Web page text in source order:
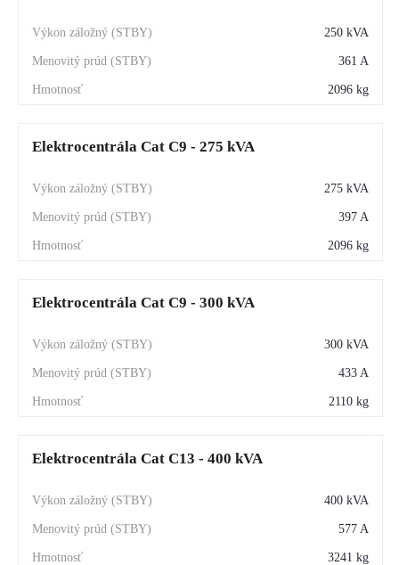
250 kVA
361 A
2096 kg
Elektrocentrála Cat C9 - 275 kVA
275 kVA
397 A
2096 kg
Elektrocentrála Cat C9 - 300 kVA
300 kVA
433 A
2110 kg
Elektrocentrála Cat C13 - 400 kVA
400 kVA
577 A
3241 kg